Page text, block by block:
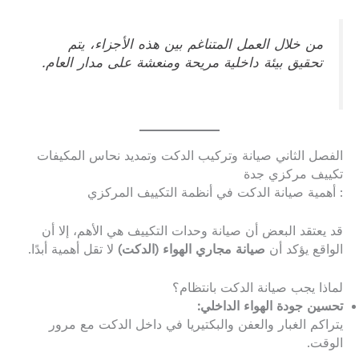
من خلال العمل المتناغم بين هذه الأجزاء، يتم
تحقيق بيئة داخلية مريحة ومنعشة على مدار العام.
الفصل الثاني صيانة وتركيب الدكت وتمديد نحاس المكيفات
تكييف مركزي جدة
: أهمية صيانة الدكت في أنظمة التكييف المركزي
قد يعتقد البعض أن صيانة وحدات التكييف هي الأهم، إلا أن
الواقع يؤكد أن صيانة مجاري الهواء (الدكت) لا تقل أهمية أبدًا.
لماذا يجب صيانة الدكت بانتظام؟
تحسين جودة الهواء الداخلي:
يتراكم الغبار والعفن والبكتيريا في داخل الدكت مع مرور
الوقت.